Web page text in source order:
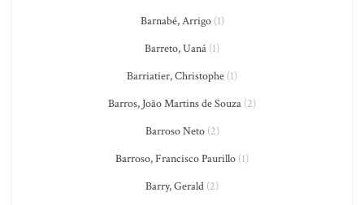
Barnabé, Arrigo(1)
Barreto, Uaná (1)
Barriatier, Christophe (1)
Barros, João Martins de Souza (2)
Barroso Neto(2)
Barroso, Francisco Paurillo (1)
Barry, Gerald (2)